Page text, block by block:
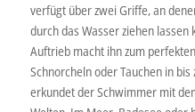
verfügt über zwei Griffe, an
durch das Wasser ziehen
Auftrieb macht ihn zum
Schnorcheln oder Tauchen in
erkundet der Schwimmer mit